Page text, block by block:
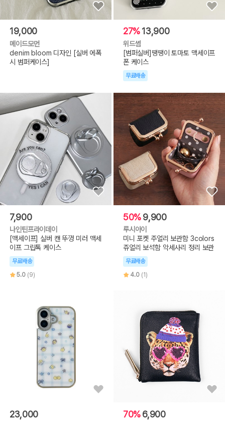
19,000
메이드모먼
denim bloom 디자인 [실버 에폭
시 범퍼케이스]
27%13,900
위드썸
[범퍼실버]땡땡이 토마토 맥세이프
폰 케이스
무료배송
7,900
나인틴프라이데이
[맥세이프] 실버 캔 뚜껑 미러 맥세
이프 그립톡 케이스
무료배송
5.0 (9)
50%9,900
루시아이
미니 포켓 주얼리 보관함 3colors
쥬얼리 보석함 악세사리 정리 보관
무료배송
4.0 (1)
23,000 70%6,900